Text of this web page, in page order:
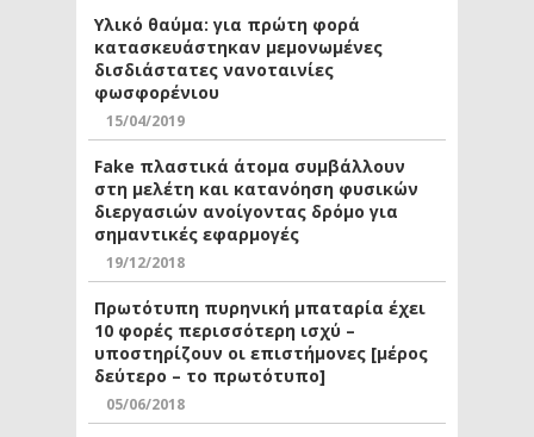
Υλικό θαύμα: για πρώτη φορά
κατασκευάστηκαν μεμονωμένες
δισδιάστατες νανοταινίες
φωσφορένιου
15/04/2019
Fake πλαστικά άτομα συμβάλλουν
στη μελέτη και κατανόηση φυσικών
διεργασιών ανοίγοντας δρόμο για
σημαντικές εφαρμογές
19/12/2018
Πρωτότυπη πυρηνική μπαταρία έχει
10 φορές περισσότερη ισχύ –
υποστηρίζουν οι επιστήμονες [μέρος
δεύτερο – το πρωτότυπο]
05/06/2018